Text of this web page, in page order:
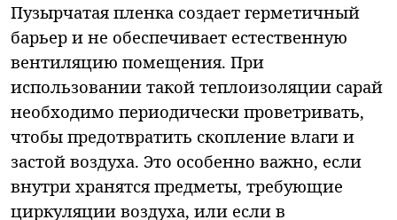
Пузырчатая пленка создает герметичный
барьер и не обеспечивает естественную
вентиляцию помещения. При
использовании такой теплоизоляции сарай
необходимо периодически проветривать,
чтобы предотвратить скопление влаги и
застой воздуха. Это особенно важно, если
внутри хранятся предметы, требующие
циркуляции воздуха, или если в